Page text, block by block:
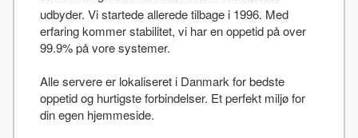
udbyder. Vi startede allerede tilbage i 1996. Med
erfaring kommer stabilitet, vi har en oppetid på over
99.9% på vore systemer.
Alle servere er lokaliseret i Danmark for bedste
oppetid og hurtigste forbindelser. Et perfekt miljø for
din egen hjemmeside.